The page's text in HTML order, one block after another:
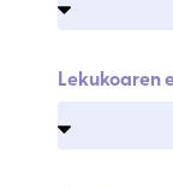
Lekukoaren